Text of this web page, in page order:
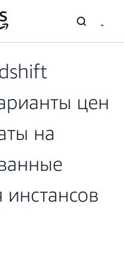
цен
на
инстансов